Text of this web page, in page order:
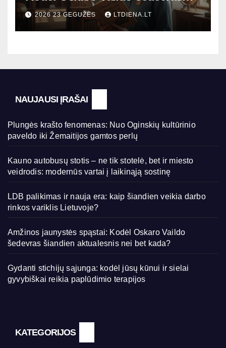
šiandien aktualesnis nei bet
kada?
2026 23 GEGUŽĖS LTDIENA.LT
NAUJAUSI ĮRAŠAI
Plungės krašto fenomenas: Nuo Oginskių kultūrinio
paveldo iki Žemaitijos gamtos perlų
Kauno autobusų stotis – ne tik stotelė, bet ir miesto
veidrodis: modernūs vartai į laikinąją sostinę
LDB palikimas ir nauja era: kaip šiandien veikia darbo
rinkos variklis Lietuvoje?
Amžinos jaunystės spąstai: Kodėl Oskaro Vaildo
šedevras šiandien aktualesnis nei bet kada?
Gydanti stichijų sąjunga: kodėl jūsų kūnui ir sielai
gyvybiškai reikia paplūdimio terapijos
KATEGORIJOS